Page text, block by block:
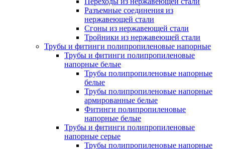
Разъемные соединения из
нержавеющей стали
Сгоны из нержавеющей стали
Тройники из нержавеющей стали
Трубы и фитинги полипропиленовые напорные
Трубы и фитинги полипропиленовые
напорные белые
Трубы полипропиленовые напорные
белые
Трубы полипропиленовые напорные
армированные белые
Фитинги полипропиленовые
напорные белые
Трубы и фитинги полипропиленовые
напорные серые
Трубы полипропиленовые напорные